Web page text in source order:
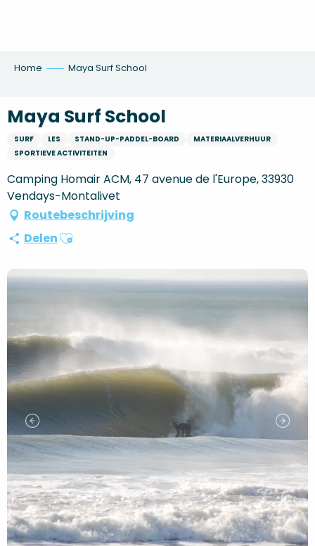
Home Maya Surf School
Maya Surf School
SURF LES STAND-UP-PADDEL-BOARD
MATERIAALVERHUUR
SPORTIEVE ACTIVITEITEN
Camping Homair ACM, 47 avenue de l'Europe, 33930
Vendays-Montalivet
Routebeschrijving
DelenAjouter aux favoris